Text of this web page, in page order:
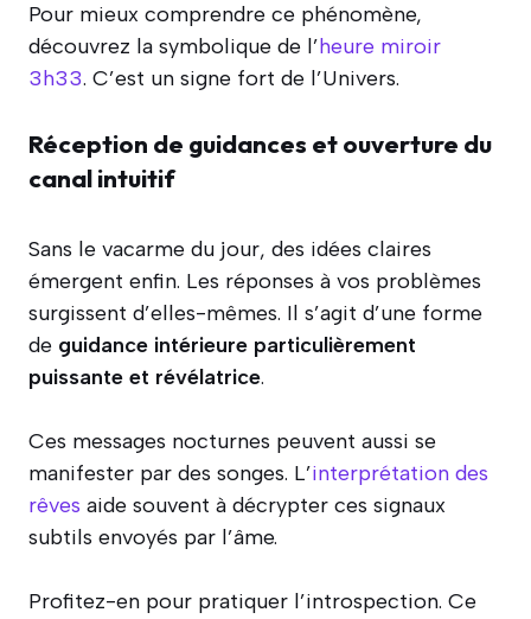
Pour mieux comprendre ce phénomène,
découvrez la symbolique de l’heure miroir
3h33. C’est un signe fort de l’Univers.
Réception de guidances et ouverture du
canal intuitif
Sans le vacarme du jour, des idées claires
émergent enfin. Les réponses à vos problèmes
surgissent d’elles-mêmes. Il s’agit d’une forme
de guidance intérieure particulièrement
puissante et révélatrice.
Ces messages nocturnes peuvent aussi se
manifester par des songes. L’interprétation des
rêves aide souvent à décrypter ces signaux
subtils envoyés par l’âme.
Profitez-en pour pratiquer l’introspection. Ce